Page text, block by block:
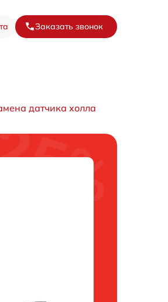
Заказать звонок
датчика холла